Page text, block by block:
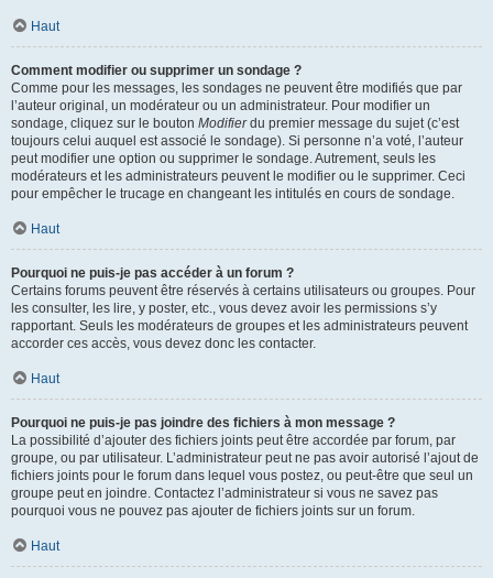
Haut
Comment modifier ou supprimer un sondage ?
Comme pour les messages, les sondages ne peuvent être modifiés que par
l’auteur original, un modérateur ou un administrateur. Pour modifier un
sondage, cliquez sur le bouton Modifierdu premier message du sujet (c’est
toujours celui auquel est associé le sondage). Si personne n’a voté, l’auteur
peut modifier une option ou supprimer le sondage. Autrement, seuls les
modérateurs et les administrateurs peuvent le modifier ou le supprimer. Ceci
pour empêcher le trucage en changeant les intitulés en cours de sondage.
Haut
Pourquoi ne puis-je pas accéder à un forum ?
Certains forums peuvent être réservés à certains utilisateurs ou groupes. Pour
les consulter, les lire, y poster, etc., vous devez avoir les permissions s’y
rapportant. Seuls les modérateurs de groupes et les administrateurs peuvent
accorder ces accès, vous devez donc les contacter.
Haut
Pourquoi ne puis-je pas joindre des fichiers à mon message ?
La possibilité d’ajouter des fichiers joints peut être accordée par forum, par
groupe, ou par utilisateur. L’administrateur peut ne pas avoir autorisé l’ajout de
fichiers joints pour le forum dans lequel vous postez, ou peut-être que seul un
groupe peut en joindre. Contactez l’administrateur si vous ne savez pas
pourquoi vous ne pouvez pas ajouter de fichiers joints sur un forum.
Haut